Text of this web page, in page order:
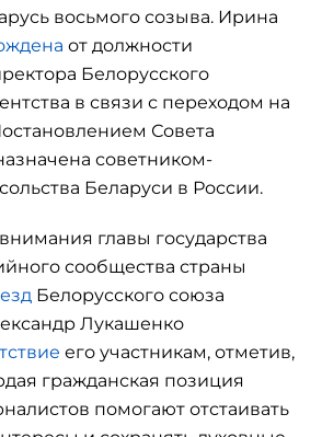
восьмого созыва. Ирина
от должности
Белорусского
в связи с переходом на
Совета
советником-
Беларуси в России.
главы государства
сообщества страны
Белорусского союза
Лукашенко
его участникам, отметив,
гражданская позиция
помогают отстаивать